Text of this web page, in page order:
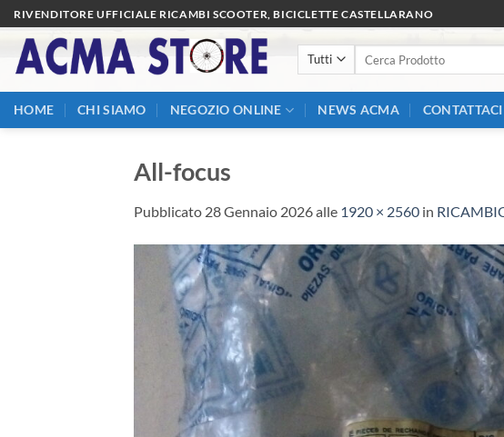
Salta
ai
contenuti
RIVENDITORE UFFICIALE RICAMBI SCOOTER, BICICLETTE CASTELLARANO
HOME CHI SIAMO NEGOZIO ONLINE NEWS ACMA CONTATTACI
All-focus
Pubblicato 28 Gennaio 2026alle 1920 × 2560 in